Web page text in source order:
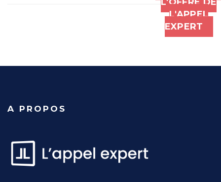
L'APPEL
EXPERT
A PROPOS